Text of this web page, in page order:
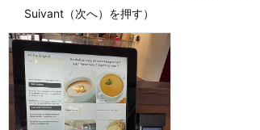
Suivant（次へ）を押す）